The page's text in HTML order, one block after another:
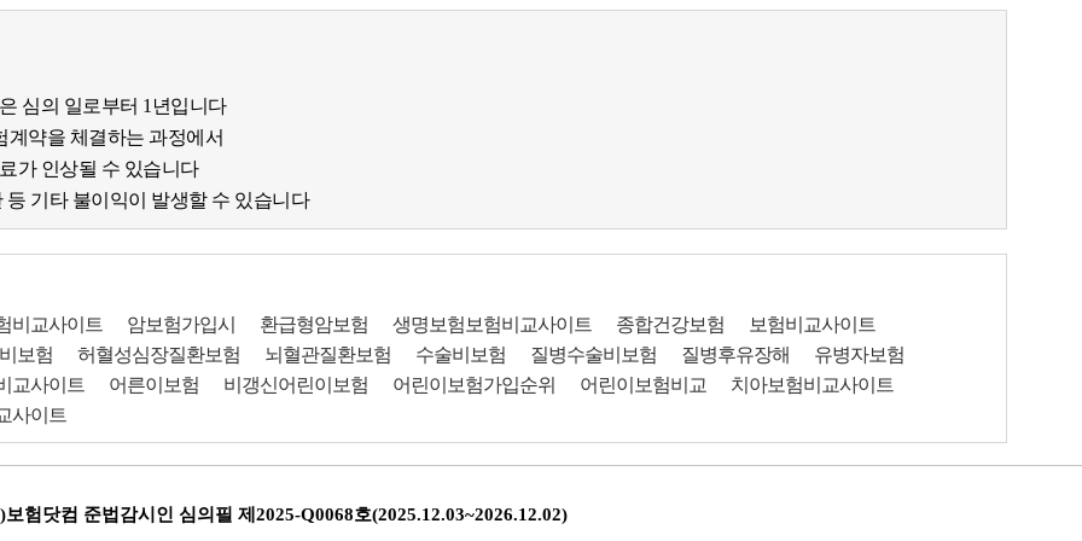
심의 일로부터 1년입니다
약을 체결하는 과정에서
가 인상될 수 있습니다
기타 불이익이 발생할 수 있습니다
비교사이트 암보험가입시 환급형암보험 생명보험보험비교사이트 종합건강보험
보험비교사이트
보험
허혈성심장질환보험 뇌혈관질환보험 수술비보험 질병수술비보험 질병후유장해
유병자보험
교사이트
어른이보험 비갱신어린이보험 어린이보험가입순위 어린이보험비교
치아보험비교사이트
사이트
보험닷컴 준법감시인 심의필 제2025-Q0068호(2025.12.03~2026.12.02)